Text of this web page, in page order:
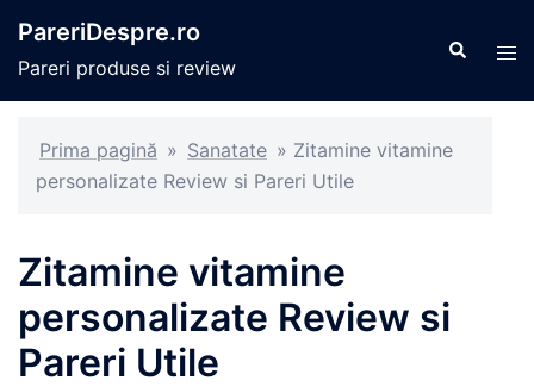
conținut
PareriDespre.ro
Pareri produse si review
Caută
Prima pagină » Sanatate » Zitamine vitamine
personalizate Review si Pareri Utile
Zitamine vitamine
personalizate Review si
Pareri Utile